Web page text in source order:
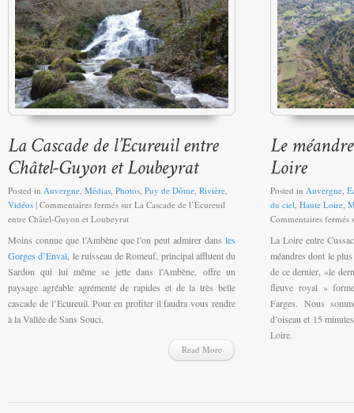
Posted in Auvergne, Médias, Photos, Puy de Dôme, Rivière,
Vidéos | Commentaires fermés sur La Cascade de l’Ecureuil
entre Châtel-Guyon et Loubeyrat
Moins connue que l’Ambène que l’on peut admirer dans les
Gorges d’Enval, le ruisseau de Romeuf, principal affluent du
Sardon qui lui même se jette dans l’Ambène, offre un
paysage agréable agrémenté de rapides et de la très belle
cascade de l’Ecureuil. Pour en profiter il faudra vous rendre
à la Vallée de Sans Souci.
Read More
Posted in Auvergne,
du ciel, Haute Loire,
Commentaires fermés
La Loire entre
méandres dont le
de ce dernier, «le
fleuve royal »
Farges. Nous
d’oiseau et 15
Loire.